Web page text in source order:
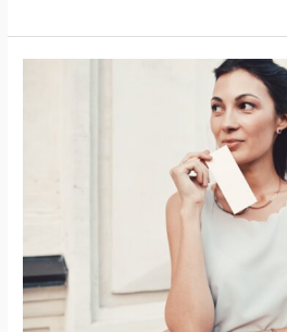
un
branding
multisensoriale